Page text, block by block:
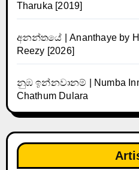
Tharuka [2019]
අනන්තයේ | Ananthaye by
Reezy [2026]
නුඹ ඉන්නවානම් | Numba
Chathum Dulara